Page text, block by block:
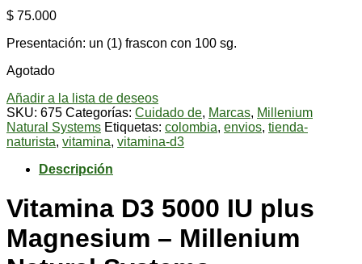
$ 75.000
Presentación: un (1) frascon con 100 sg.
Agotado
Añadir a la lista de deseos
SKU: 675 Categorías: Cuidado de, Marcas, Millenium
Natural Systems Etiquetas: colombia, envios, tienda-
naturista, vitamina, vitamina-d3
Descripción
Vitamina D3 5000 IU plus
Magnesium – Millenium